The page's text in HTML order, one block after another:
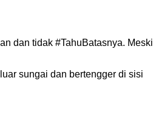
dan tidak #TahuBatasnya. Meski
sungai dan bertengger di sisi